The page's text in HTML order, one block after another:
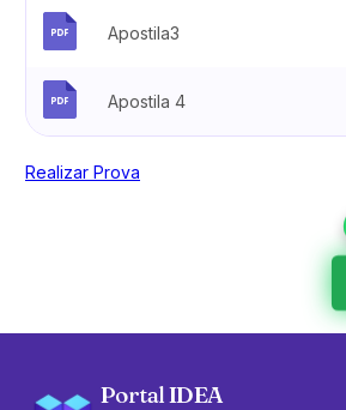
Apostila3
Apostila 4
Realizar Prova
Portal IDEA